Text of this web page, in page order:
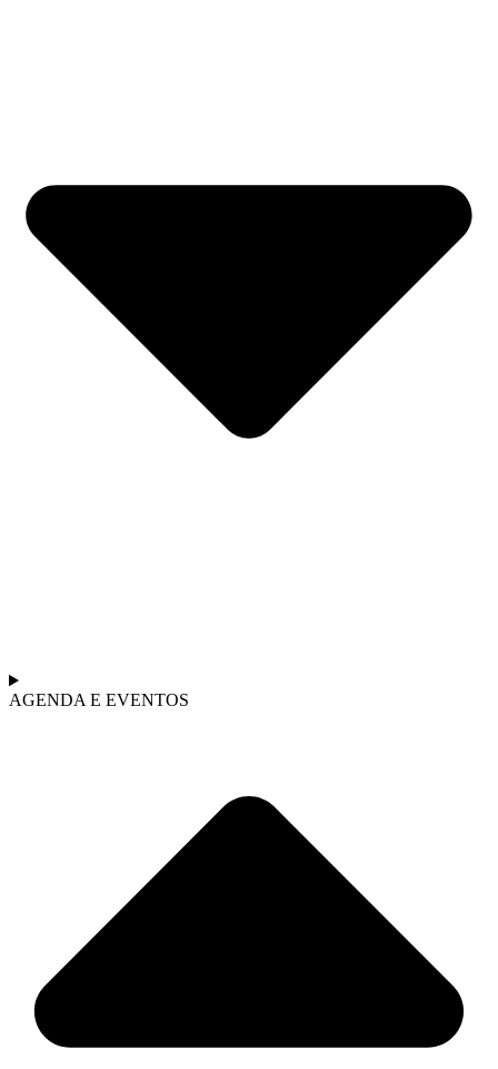
AGENDA E EVENTOS